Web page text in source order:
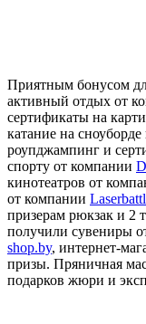
Приятным бонусом
активный отдых от
сертификаты на
катание на
роупджампинг и
спорту от компании
кинотеатров от
от компании
призерам рюкзак и 2
получили сувениры
shop.by, интернет-
призы. Пряничная
подарков жюри и